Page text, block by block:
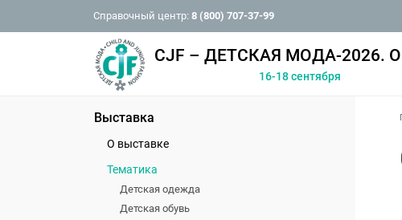
Справочный центр: 8 (800) 707-37-99
CJF – ДЕТСКАЯ МОДА-2026.
16-18 сентября
Выставка
О выставке
Тематика
Детская одежда
Детская обувь